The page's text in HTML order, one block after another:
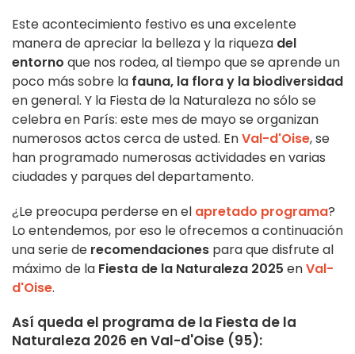
Este acontecimiento festivo es una excelente
manera de apreciar la belleza y la riqueza del
entorno que nos rodea, al tiempo que se aprende un
poco más sobre la fauna, la flora y la biodiversidad
en general. Y la Fiesta de la Naturaleza no sólo se
celebra en París: este mes de mayo se organizan
numerosos actos cerca de usted. EnVal-d'Oise, se
han programado numerosas actividades en varias
ciudades y parques del departamento.
¿Le preocupa perderse en el apretado programa?
Lo entendemos, por eso le ofrecemos a continuación
una serie de recomendaciones para que disfrute al
máximo de la Fiesta de la Naturaleza 2025 enVal-
d'Oise.
Así queda el programa de la Fiesta de la
Naturaleza 2026 en Val-d'Oise (95):